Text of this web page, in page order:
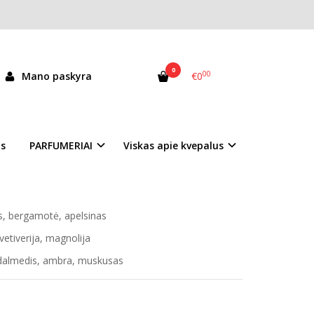
Mano paskyra 0 €000
PARFUMERIAI Viskas apie kvepalus
bergamotė, apelsinas
magnolija
ambra, muskusas